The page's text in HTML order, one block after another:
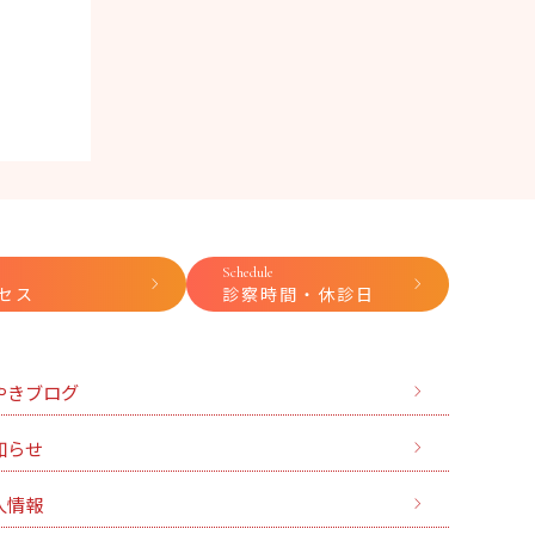
ス
Schedule
診察時間・休診日
きブログ
らせ
情報